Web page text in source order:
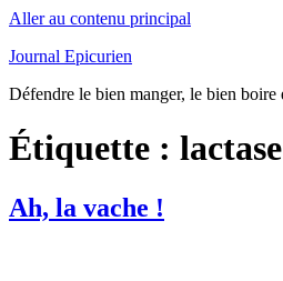
Aller au contenu principal
Journal Epicurien
Défendre le bien manger, le bien
Étiquette : lactase
Ah, la vache !